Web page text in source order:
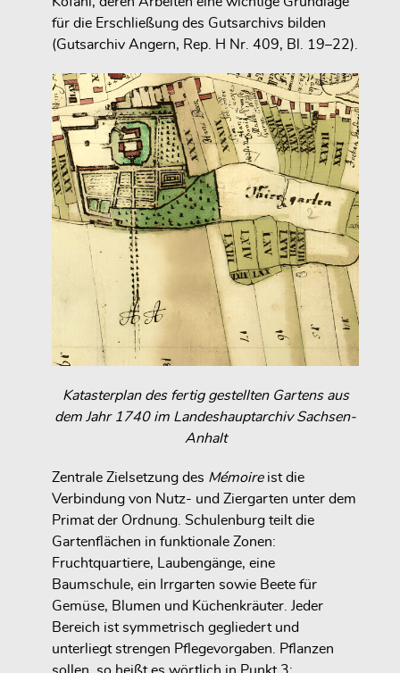
für die Erschließung des Gutsarchivs bilden
(Gutsarchiv Angern, Rep. H Nr. 409, Bl. 19–22).
Katasterplan des fertig gestellten Gartens aus
dem Jahr 1740 im Landeshauptarchiv Sachsen-
Anhalt
Zentrale Zielsetzung des Mémoireist die
Verbindung von Nutz- und Ziergarten unter dem
Primat der Ordnung. Schulenburg teilt die
Gartenflächen in funktionale Zonen:
Fruchtquartiere, Laubengänge, eine
Baumschule, ein Irrgarten sowie Beete für
Gemüse, Blumen und Küchenkräuter. Jeder
Bereich ist symmetrisch gegliedert und
unterliegt strengen Pflegevorgaben. Pflanzen